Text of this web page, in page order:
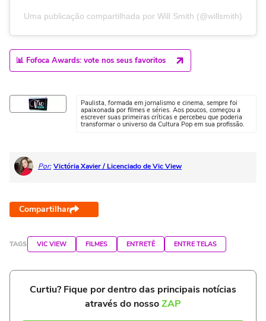
Uma publicação compartilhada por Will Smith (@willsmith)
📊 Fofoca Awards: vote nos seus favoritos
Paulista, formada em jornalismo e cinema, sempre foi
apaixonada por filmes e séries. Aos poucos, começou a
escrever suas primeiras críticas e percebeu que poderia
transformar o universo da Cultura Pop em sua profissão.
Por: Victória Xavier / Licenciado de Vic View
Compartilhar
TAGS VIC VIEW FILMES ENTRETÊ ENTRE TELAS
Curtiu? Fique por dentro das principais notícias
através do nossoZAP